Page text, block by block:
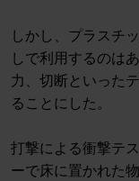
しかし、プラスチ
しで利用するのは
力、切断といった
ることにした。
打撃による衝撃テ
ーで床に置かれた